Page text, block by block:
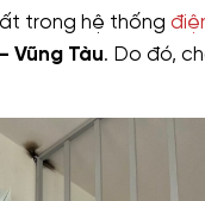
trong hệ thống
Vũng Tàu. Do đó,